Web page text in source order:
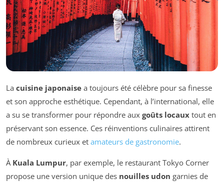
La cuisine japonaise a toujours été célèbre pour sa finesse
et son approche esthétique. Cependant, à l’international, elle
a su se transformer pour répondre aux goûts locaux tout en
préservant son essence. Ces réinventions culinaires attirent
de nombreux curieux et amateurs de gastronomie.
À Kuala Lumpur, par exemple, le restaurant Tokyo Corner
propose une version unique des nouilles udon garnies de